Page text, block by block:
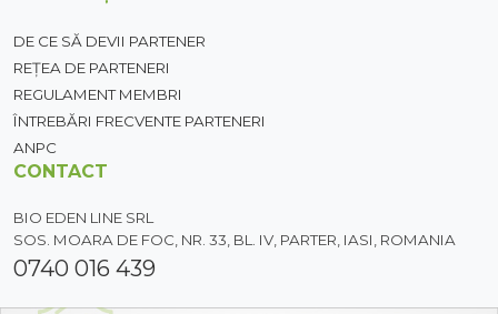
DE CE SĂ DEVII PARTENER
REȚEA DE PARTENERI
REGULAMENT MEMBRI
ÎNTREBĂRI FRECVENTE PARTENERI
ANPC
CONTACT
BIO EDEN LINE SRL
SOS. MOARA DE FOC, NR. 33, BL. IV, PARTER, IASI, ROMANIA
0740 016 439